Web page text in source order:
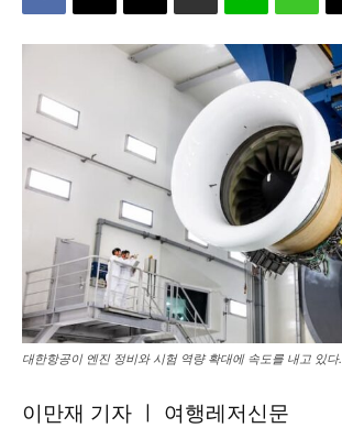
대한항공이 엔진 정비와 시험 역량 확대에 속도를 내고 있다.
이만재 기자 ㅣ 여행레저신문